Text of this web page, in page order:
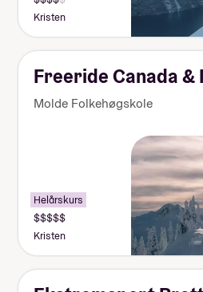
Kristen
Freeride Canada &
Molde Folkehøgskole
Helårskurs
Kristen